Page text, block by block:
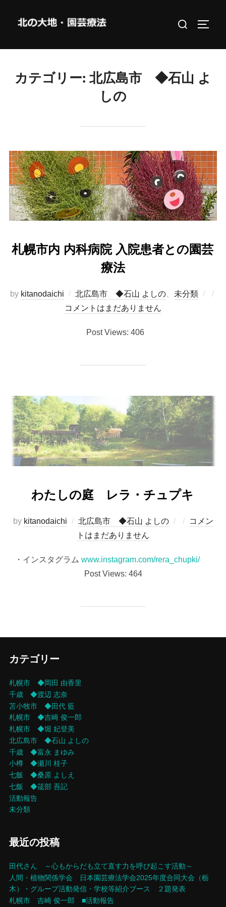
ン
検
対
カテゴリー: 北広島市 ◆石山 よ
しの
札幌市内 内科病院 入院患者との園芸
療法
by kitanodaichi 北広島市 ◆石山 よしの、 未分類
投
コメントはまだありません
Post Views: 406
わたしの庭 レラ・チュプキ
by kitanodaichi 北広島市 ◆石山 よしの
投
コメン
トはまだありません
・インスタグラム www.instagram.com/rera_chupki/
Post Views: 464
カテゴリー
札幌市 ◆岡田 由香里
千歳 ◆渡辺 志奈
苫小牧市 ◆田代 藍
札幌市 ◆吉崎 俊一郎
札幌市 ◆堀 妃登美
北広島市 ◆石山 よしの
千歳 ◆富永 まゆみ
小樽 ◆瀬川 桂子
七飯 ◆桑原 よしえ
七飯 ◆筬部 吾記
活動報告
未分類
最近の投稿
田代さん ～心もからだも立て直す力を呼び起こす活動～
人間・植物関係学会 日本園芸療法学会2025年度合同大会（栃
木）・グループ活動発信・学校等紹介ブース ２題発表
札幌市 吉崎 俊一郎 ■活動報告